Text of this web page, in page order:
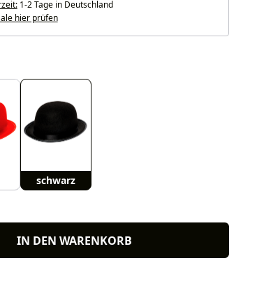
1-2 Tage in Deutschland
hier prüfen
schwarz
IN DEN WARENKORB